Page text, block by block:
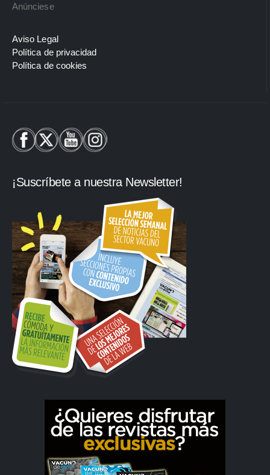
Anúnciese
Aviso Legal
Política de privacidad
Política de cookies
¡Suscríbete a nuestra Newsletter!